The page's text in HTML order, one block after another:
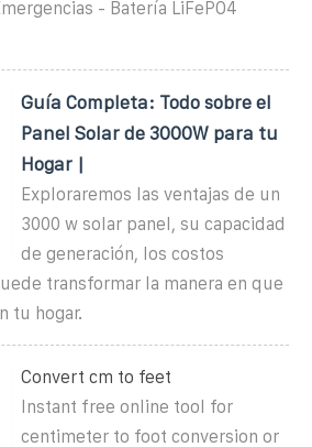
- Batería LiFePO4
Guía Completa: Todo sobre el
Panel Solar de 3000W para tu
Hogar |
Exploraremos las ventajas de un
3000 w solar panel, su capacidad
de generación, los costos
transformar la manera en que
tu hogar.
Convert cm to feet
Instant free online tool for
centimeter to foot conversion or